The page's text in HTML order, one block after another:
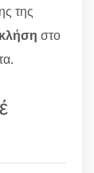
της
στο